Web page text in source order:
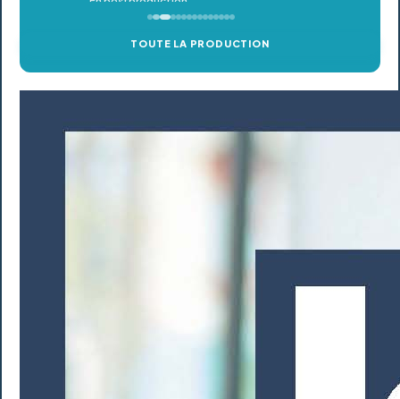
TOUTE LA PRODUCTION